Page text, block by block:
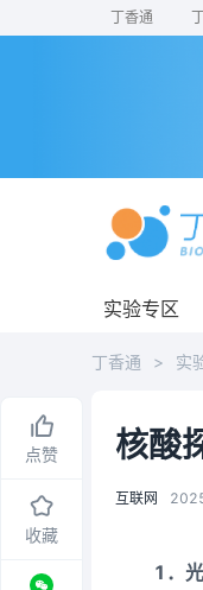
丁香通
实验专区
丁香通 > 实
点赞
收藏
核酸
互联网
1．光